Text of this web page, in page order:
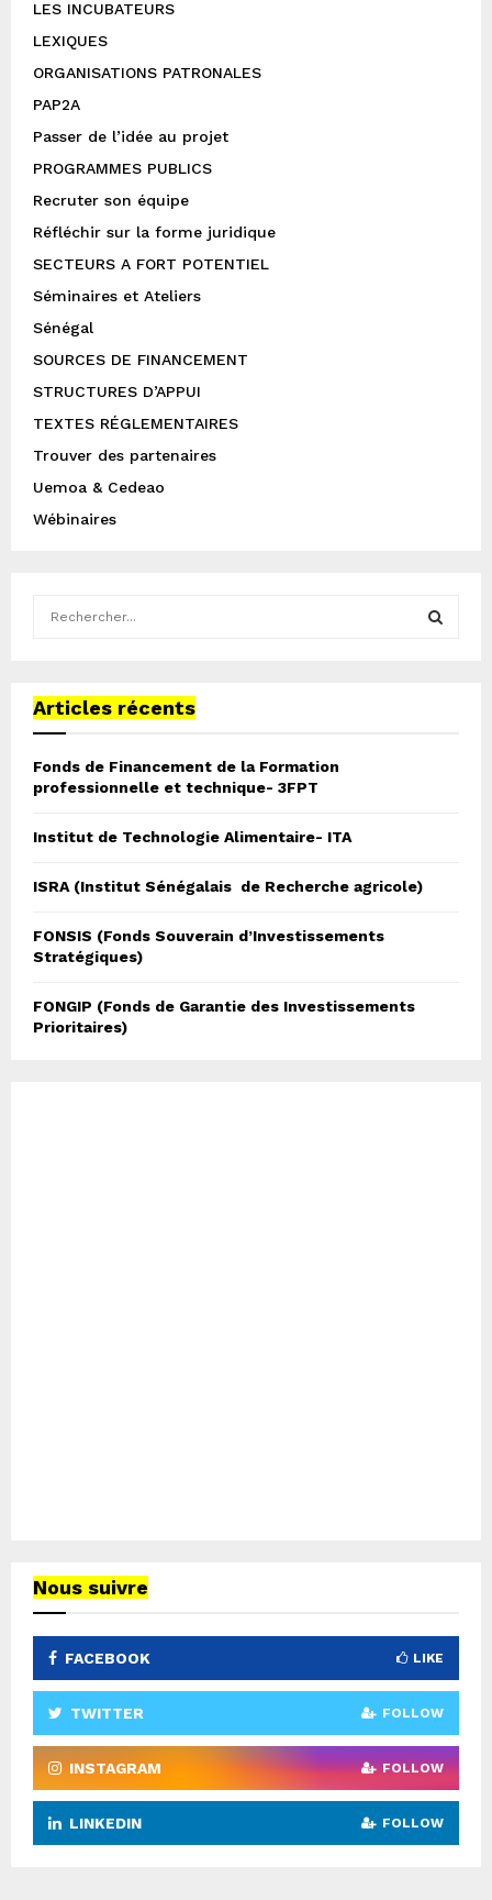
LES INCUBATEURS
LEXIQUES
ORGANISATIONS PATRONALES
PAP2A
Passer de l’idée au projet
PROGRAMMES PUBLICS
Recruter son équipe
Réfléchir sur la forme juridique
SECTEURS A FORT POTENTIEL
Séminaires et Ateliers
Sénégal
SOURCES DE FINANCEMENT
STRUCTURES D’APPUI
TEXTES RÉGLEMENTAIRES
Trouver des partenaires
Uemoa & Cedeao
Wébinaires
c
h
o
r
Articles récents
Fonds de Financement de la Formation
professionnelle et technique- 3FPT
Institut de Technologie Alimentaire- ITA
ISRA (Institut Sénégalais de Recherche agricole)
FONSIS (Fonds Souverain d’Investissements
Stratégiques)
FONGIP (Fonds de Garantie des Investissements
Prioritaires)
Nous suivre
FACEBOOK LIKE
TWITTER FOLLOW
INSTAGRAM FOLLOW
LINKEDIN FOLLOW